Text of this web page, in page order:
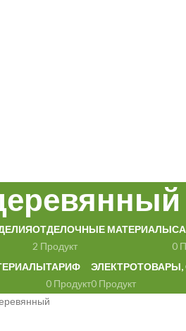
ОТДЕЛОЧНЫЕ МАТЕРИАЛЫ
2 Продукт
0
ТАРИФ
0 Продукт
ЭЛЕКТРОТОВАРЫ,
0 Продукт